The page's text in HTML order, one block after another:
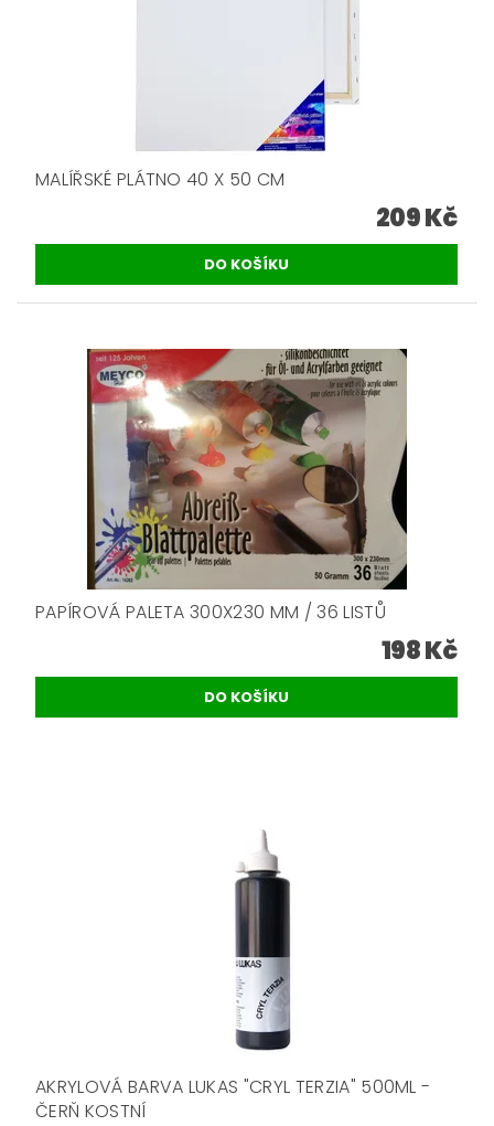
MALÍŘSKÉ PLÁTNO 40 X 50 CM
209 Kč
PAPÍROVÁ PALETA 300X230 MM / 36 LISTŮ
198 Kč
AKRYLOVÁ BARVA LUKAS "CRYL TERZIA" 500ML -
ČERŇ KOSTNÍ